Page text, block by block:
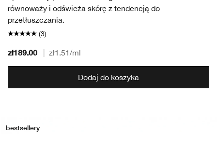
równoważy i odświeża skórę z tendencją do
przetłuszczania.
(3)
zł189.00 zł1.51/ml
Dodaj do koszyka
bestsellery